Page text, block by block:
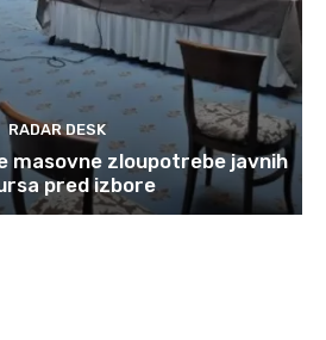
RADAR DESK
masovne zloupotrebe javnih
pred izbore